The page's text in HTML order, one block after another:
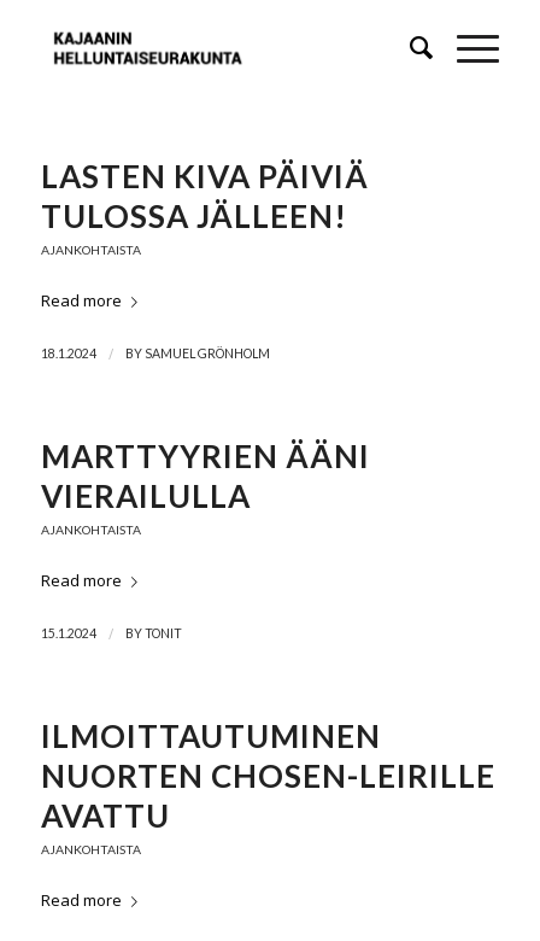
LASTEN KIVA PÄIVIÄ
TULOSSA JÄLLEEN!
AJANKOHTAISTA
Read more
18.1.2024 / BY SAMUEL GRÖNHOLM
MARTTYYRIEN ÄÄNI
VIERAILULLA
AJANKOHTAISTA
Read more
15.1.2024 / BYTONIT
ILMOITTAUTUMINEN
NUORTEN CHOSEN-LEIRILLE
AVATTU
AJANKOHTAISTA
Read more